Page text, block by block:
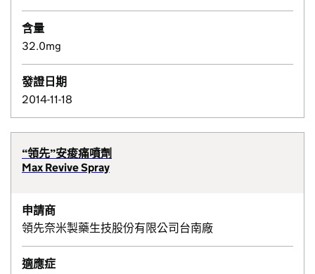
含量
32.0mg
發證日期
2014-11-18
“領先”安痠痛噴劑
Max Revive Spray
申請商
領先奈米製藥生技股份有限公司台南廠
適應症